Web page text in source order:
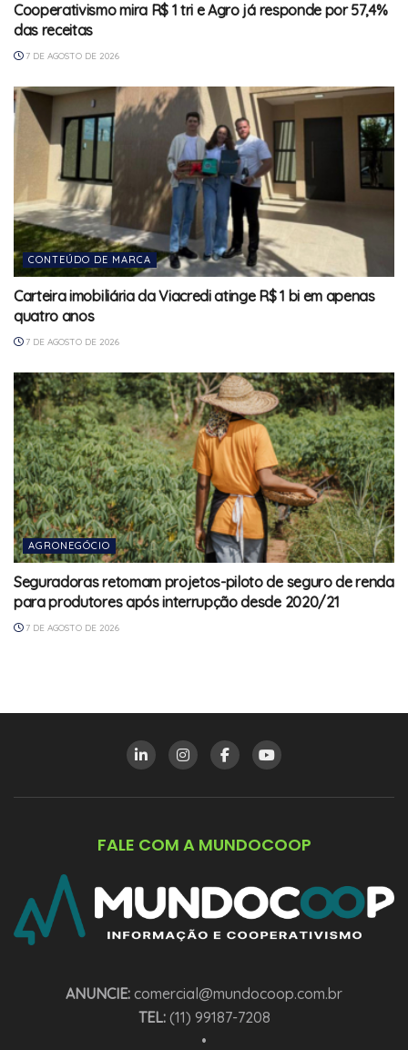
Cooperativismo mira R$ 1 tri e Agro já responde por 57,4%
das receitas
7 DE AGOSTO DE 2026
CONTEÚDO DE MARCA
Carteira imobiliária da Viacredi atinge R$ 1 bi em apenas
quatro anos
7 DE AGOSTO DE 2026
AGRONEGÓCIO
Seguradoras retomam projetos-piloto de seguro de renda
para produtores após interrupção desde 2020/21
7 DE AGOSTO DE 2026
FALE COM A MUNDOCOOP
ANUNCIE: comercial@mundocoop.com.br
TEL:(11) 99187-7208
•